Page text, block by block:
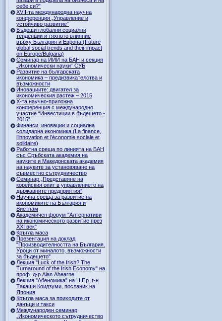
себе си?”
XVII-та международна научна
конференция „Управление и
устойчиво развитие”
Бъдещи глобални социални
тенденции и тяхното влияние
върху България и Европа (Future
global social trends and their impact
on Europe/Bulgaria)
Семинар на ИИИ на БАН и секция
„Икономически науки“ СУБ
Развитие на българската
икономика – предизвикателства и
възможности
Иновациите: двигател за
икономическия растеж – 2015
Х-та научно-приложна
конференция с международно
участие “Инвестиции в бъдещето -
2015”
Финанси, иновации и социална
солидарна икономика (La finance,
l’innovation et l’économie sociale et
solidaire)
Работна среща по линията на БАН
със Сръбската академия на
науките и Македонската академия
на науките за установяване на
съвместно сътрудничество
Семинар „Представяне на
корейския опит в управлението на
държавните предприятия”
Научна среща за развитие на
икономиките на България и
Виетнам
Академичен форум "Алтернативи
на икономическото развитие през
XXI век"
Кръгла маса
Презентация на доклад
"Производителността на България.
Уроци от миналото, възможности
за бъдещето"
Лекция "Luck of the Irish? The
Turnaround of the Irish Economy" на
проф. д-р Alan Ahearne
Лекция "Абеномика" на Н.Пр. г-н
Такаши Коидзуми, посланик на
Япония
Кръгла маса за приходите от
данъци и такси
Международен семинар
„Икономическото сътрудничество